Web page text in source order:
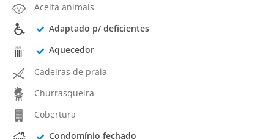
Aceita animais
Adaptado p/ deficientes
Aquecedor
Cadeiras de praia
Churrasqueira
Cobertura
Condomínio fechado